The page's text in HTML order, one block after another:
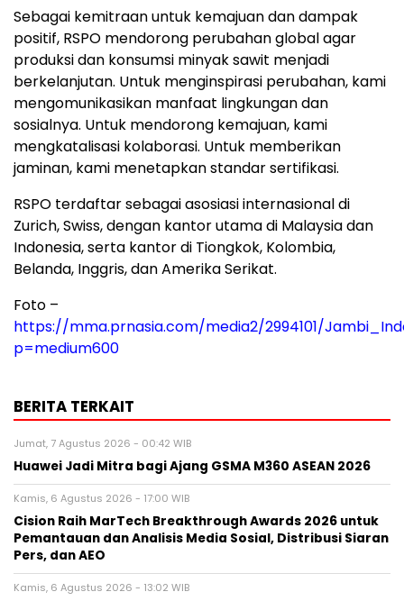
Sebagai kemitraan untuk kemajuan dan dampak
positif, RSPO mendorong perubahan global agar
produksi dan konsumsi minyak sawit menjadi
berkelanjutan. Untuk menginspirasi perubahan, kami
mengomunikasikan manfaat lingkungan dan
sosialnya. Untuk mendorong kemajuan, kami
mengkatalisasi kolaborasi. Untuk memberikan
jaminan, kami menetapkan standar sertifikasi.
RSPO terdaftar sebagai asosiasi internasional di
Zurich, Swiss, dengan kantor utama di Malaysia dan
Indonesia, serta kantor di Tiongkok, Kolombia,
Belanda, Inggris, dan Amerika Serikat.
Foto –
https://mma.prnasia.com/media2/2994101/
p=medium600
BERITA TERKAIT
Jumat, 7 Agustus 2026 - 00:42 WIB
Huawei Jadi Mitra bagi Ajang GSMA M360 ASEAN 2026
Kamis, 6 Agustus 2026 - 17:00 WIB
Cision Raih MarTech Breakthrough Awards 2026 untuk
Pemantauan dan Analisis Media Sosial, Distribusi Siaran
Pers, dan AEO
Kamis, 6 Agustus 2026 - 13:02 WIB